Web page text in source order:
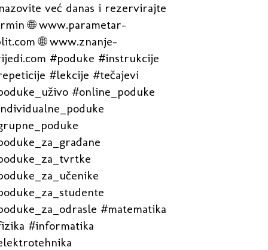
već danas i rezervirajte
🌐 www.parametar-
🌐 www.znanje-
#poduke #instrukcije
#lekcije #tečajevi
#online_poduke
#matematika
#informatika